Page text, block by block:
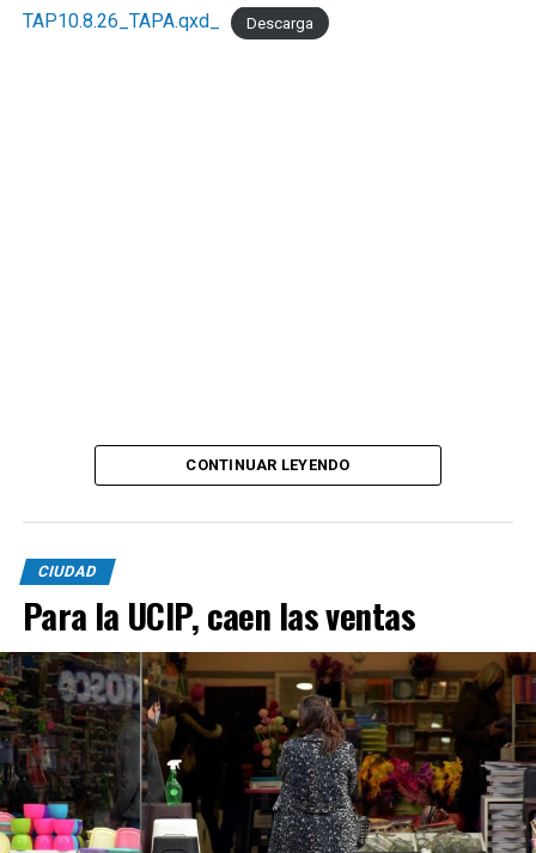
TAP10.8.26_TAPA.qxd_ Descarga
CONTINUAR LEYENDO
CIUDAD
Para la UCIP, caen las ventas